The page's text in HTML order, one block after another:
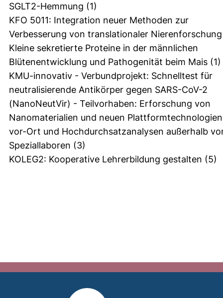
SGLT2-Hemmung (1)
KFO 5011: Integration neuer Methoden zur
Verbesserung von translationaler Nierenforschung
Kleine sekretierte Proteine in der männlichen
Blütenentwicklung und Pathogenität beim Mais (1)
KMU-innovativ - Verbundprojekt: Schnelltest für
neutralisierende Antikörper gegen SARS-CoV-2
(NanoNeutVir) - Teilvorhaben: Erforschung von
Nanomaterialien und neuen
vor-Ort und Hochdurchsatzanalysen außerhalb
Speziallaboren (3)
KOLEG2: Kooperative Lehrerbildung gestalten (5)